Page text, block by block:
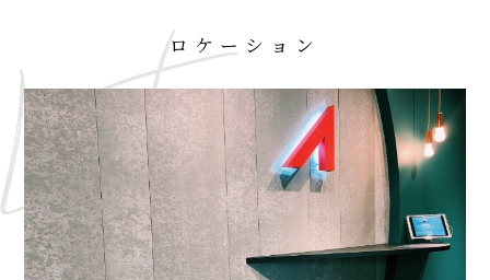
ロケーション